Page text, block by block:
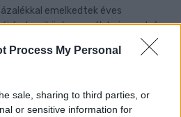
Process My Personal
sale, sharing to third parties, or
or sensitive information for
emelkedtek éves
árak, miközben az élelmiszerek ára